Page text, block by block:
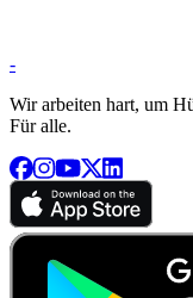
-
Wir arbeiten hart, um
Für alle.